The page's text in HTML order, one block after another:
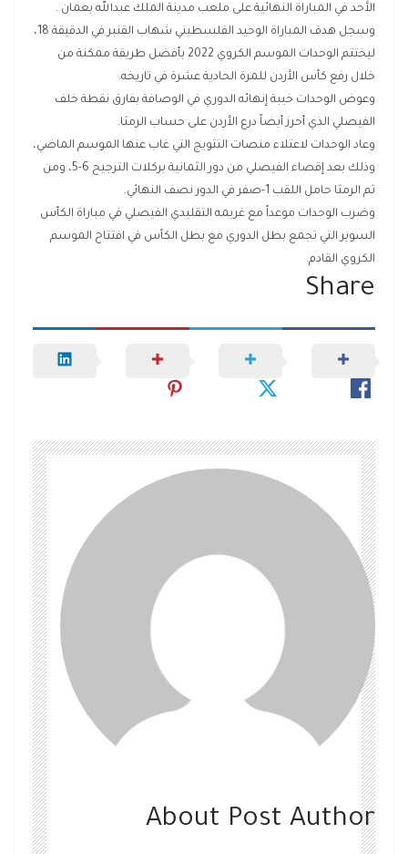
الأحد في المباراة النهائية على ملعب مدينة الملك عبدالله بعمان .
وسجل هدف المباراة الوحيد الفلسطيني شهاب القنبر في الدقيقة 18،
ليختتم الوحدات الموسم الكروي 2022 بأفضل طريقة ممكنة من
خلال رفع كأس الأردن للمرة الحادية عشرة في تاريخه.
وعوض الوحدات خيبة إنهائه الدوري في الوصافة بفارق نقطة خلف
الفيصلي الذي أحرز أيضاً درع الأردن على حساب الرمثا.
وعاد الوحدات لاعتلاء منصات التتويج التي غاب عنها الموسم الماضي،
وذلك بعد إقصاء الفيصلي من دور الثمانية بركلات الترجيح 6-5، ومن
ثم الرمثا حامل اللقب 1-صفر في الدور نصف النهائي.
وضرب الوحدات موعداً مع غريمه التقليدي الفيصلي في مباراة الكأس
السوبر التي تجمع بطل الدوري مع بطل الكأس في افتتاح الموسم
الكروي القادم.
Share
About Post Author